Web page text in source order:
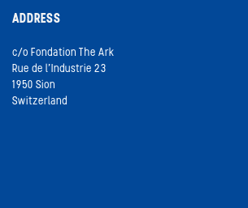
ADDRESS
c/o Fondation The Ark
Rue de l’Industrie 23
1950 Sion
Switzerland